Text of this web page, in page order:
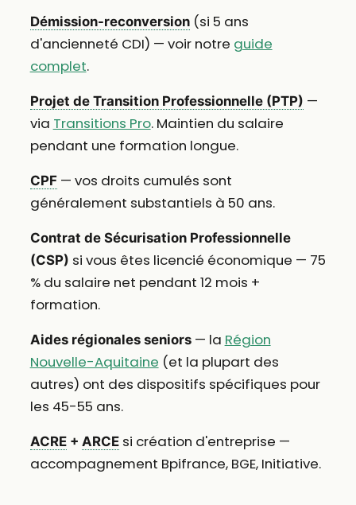
Démission-reconversion(si 5 ans
d'ancienneté CDI) — voir notre guide
complet.
Projet de Transition Professionnelle (PTP) —
via Transitions Pro. Maintien du salaire
pendant une formation longue.
CPF— vos droits cumulés sont
généralement substantiels à 50 ans.
Contrat de Sécurisation Professionnelle
(CSP) si vous êtes licencié économique — 75
% du salaire net pendant 12 mois +
formation.
Aides régionales seniors— la Région
Nouvelle-Aquitaine (et la plupart des
autres) ont des dispositifs spécifiques pour
les 45-55 ans.
ACRE+ ARCEsi création d'entreprise —
accompagnement Bpifrance, BGE, Initiative.